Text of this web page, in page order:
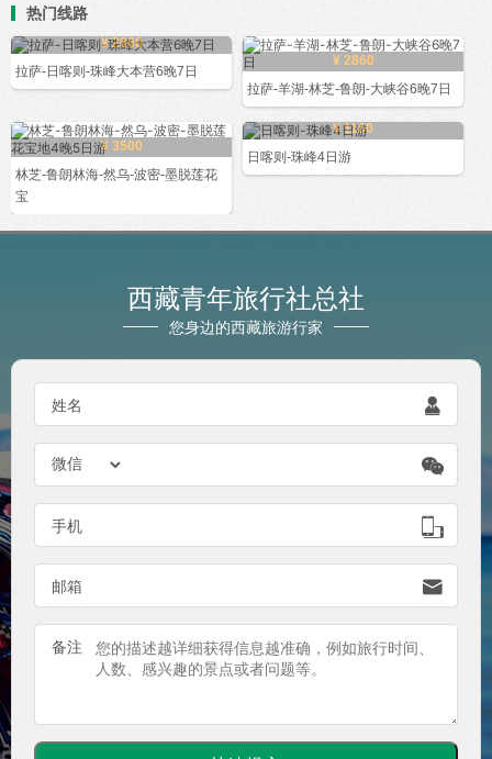
热门线路
¥ 2660
拉萨-日喀则-珠峰大本营6晚7日
¥ 2860
拉萨-羊湖-林芝-鲁朗-大峡谷6晚7日
¥ 3500
林芝-鲁朗林海-然乌-波密-墨脱莲花
宝
¥ 1160
日喀则-珠峰4日游
西藏青年旅行社总社
您身边的西藏旅游行家
姓名 

手机 
邮箱 
备注